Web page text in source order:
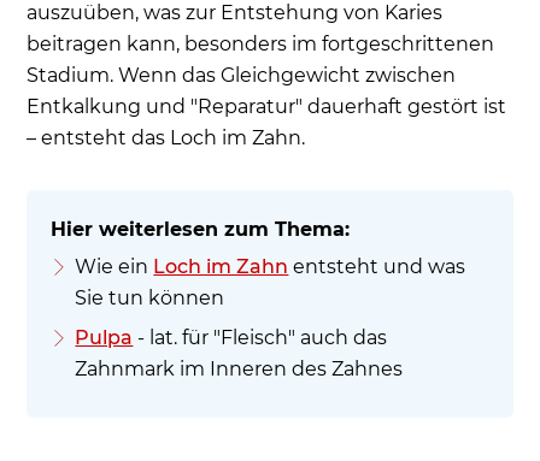
auszuüben, was zur Entstehung von Karies
beitragen kann, besonders im fortgeschrittenen
Stadium. Wenn das Gleichgewicht zwischen
Entkalkung und "Reparatur" dauerhaft gestört ist
– entsteht das Loch im Zahn.
Wie ein Loch im Zahn entsteht und was
Sie tun können
Pulpa - lat. für "Fleisch" auch das
Zahnmark im Inneren des Zahnes